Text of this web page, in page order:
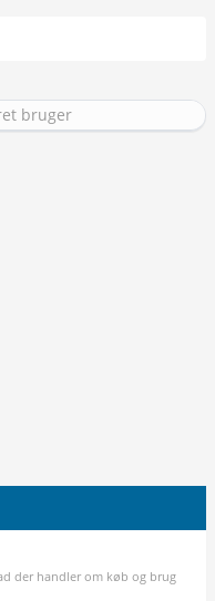
bruger
der handler om køb og brug